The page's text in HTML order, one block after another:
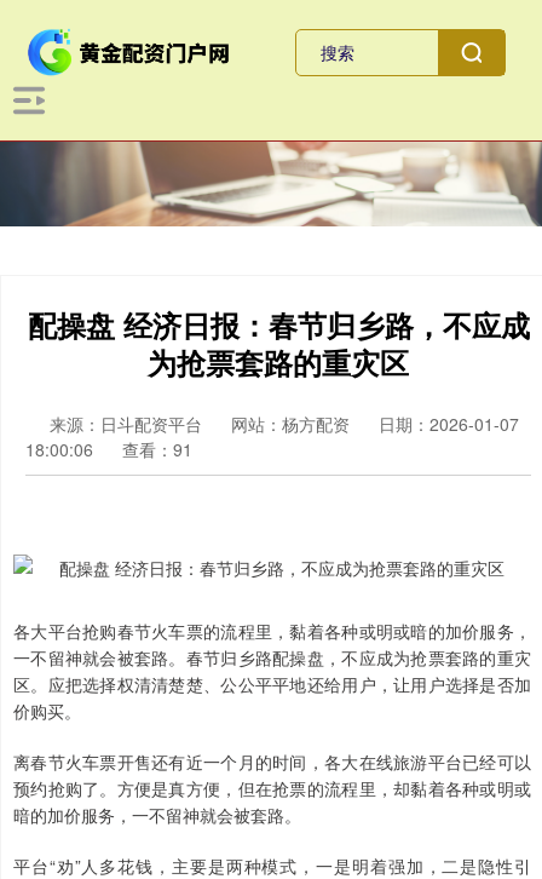
配操盘 经济日报：春节归乡路，不应成
为抢票套路的重灾区
来源：日斗配资平台 网站：杨方配资
日期：2026-01-07
18:00:06
查看：91
各大平台抢购春节火车票的流程里，黏着各种或明或暗的加价服务，
一不留神就会被套路。春节归乡路配操盘，不应成为抢票套路的重灾
区。应把选择权清清楚楚、公公平平地还给用户，让用户选择是否加
价购买。
离春节火车票开售还有近一个月的时间，各大在线旅游平台已经可以
预约抢购了。方便是真方便，但在抢票的流程里，却黏着各种或明或
暗的加价服务，一不留神就会被套路。
平台“劝”人多花钱，主要是两种模式，一是明着强加，二是隐性引